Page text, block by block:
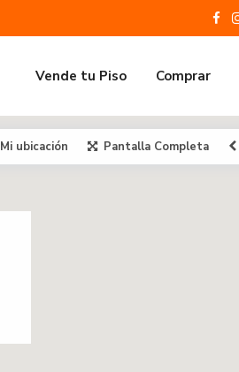
Vende tu Piso Comprar
Mi ubicación Pantalla Completa